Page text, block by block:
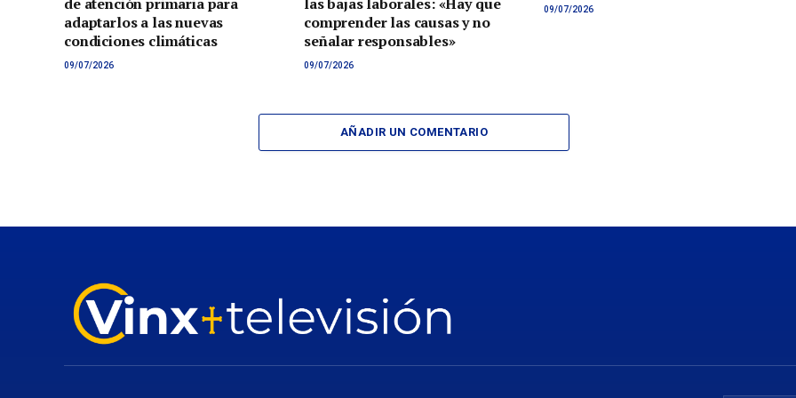
adaptarlos a las nuevas
condiciones climáticas
09/07/2026
comprender las causas y no
señalar responsables»
09/07/2026
09/07/2026
AÑADIR UN COMENTARIO